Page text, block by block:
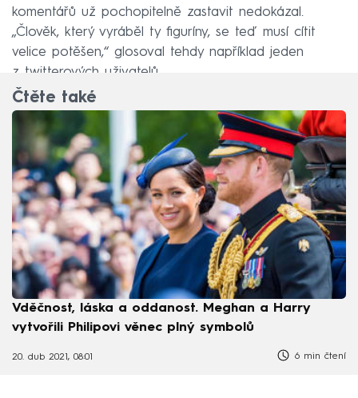
komentářů už pochopitelně zastavit nedokázal.
„Člověk, který vyráběl ty figuríny, se teď musí cítit
velice potěšen,“ glosoval tehdy například jeden
z twitterových uživatelů.
Čtěte také
Vděčnost, láska a oddanost. Meghan a Harry
vytvořili Philipovi věnec plný symbolů
20. dub 2021, 08:01 6 min čtení